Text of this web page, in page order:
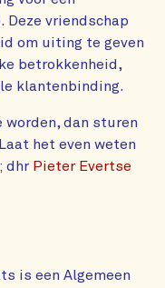
Deze vriendschap
om uiting te geven
betrokkenheid,
klantenbinding.
worden, dan sturen
het even weten
dhr Pieter Evertse
is een Algemeen